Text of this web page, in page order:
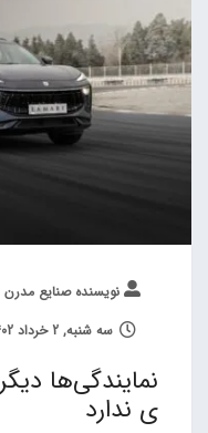
نویسنده صنایع مدرن
سه شنبه, 2 خرداد 1402, ساعت 13:29
نمایندگی‌ها
ی ندارد